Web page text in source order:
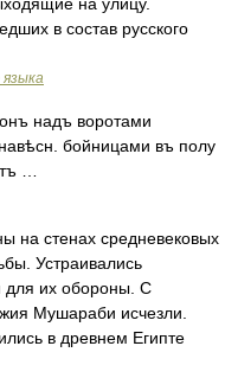
в состав русского
языка
надъ воротами
бойницами въ полу
…
на стенах средневековых
Устраивались
для их обороны. С
Мушараби исчезли.
в древнем Египте